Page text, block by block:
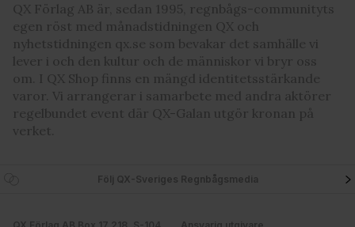
QX Förlag AB är, sedan 1995, regnbågs-communityts
egen röst med månadstidningen QX och
nyhetstidningen qx.se som bevakar det samhälle vi
lever i och den kultur och de människor vi bryr oss
om. I QX Shop finns en mängd identitetsstärkande
varor. Vi arrangerar i samarbete med andra aktörer
regelbundet event där QX-Galan utgör kronan på
verket.
Följ QX-Sveriges Regnbågsmedia